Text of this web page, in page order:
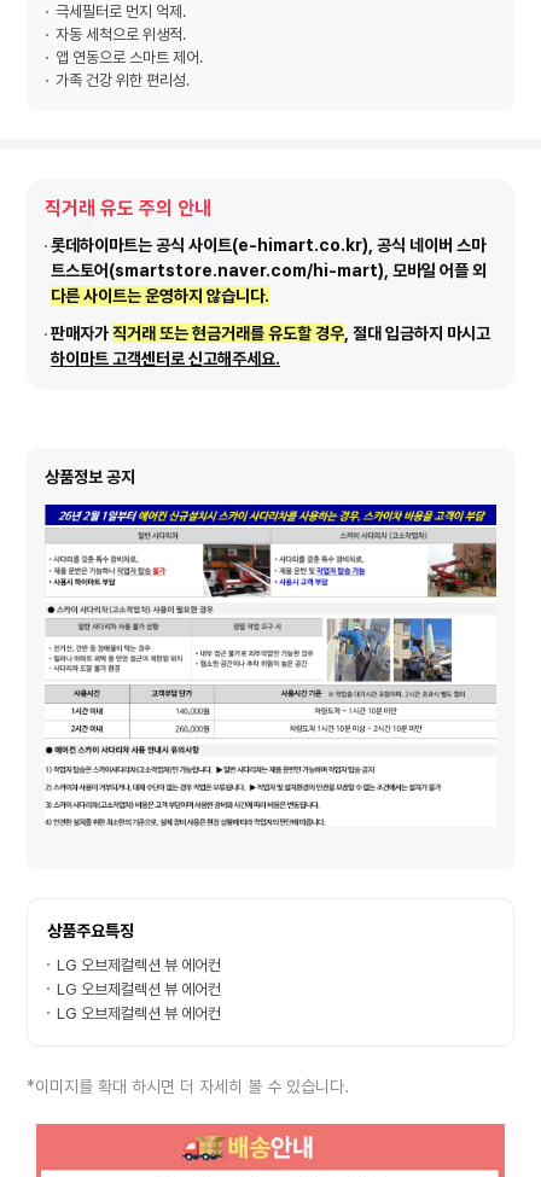
극세필터로 먼지 억제.
자동 세척으로 위생적.
앱 연동으로 스마트 제어.
가족 건강 위한 편리성.
직거래 유도 주의 안내
롯데하이마트는 공식 사이트(e-himart.co.kr), 공식 네이버 스마
트스토어(smartstore.naver.com/hi-mart), 모바일 어플 외
다른 사이트는 운영하지 않습니다.
판매자가직거래 또는 현금거래를 유도할 경우, 절대 입금하지 마시고
하이마트 고객센터로 신고해주세요.
상품정보 공지
상품주요특징
LG 오브제컬렉션 뷰 에어컨
LG 오브제컬렉션 뷰 에어컨
LG 오브제컬렉션 뷰 에어컨
*이미지를 확대 하시면 더 자세히 볼 수 있습니다.